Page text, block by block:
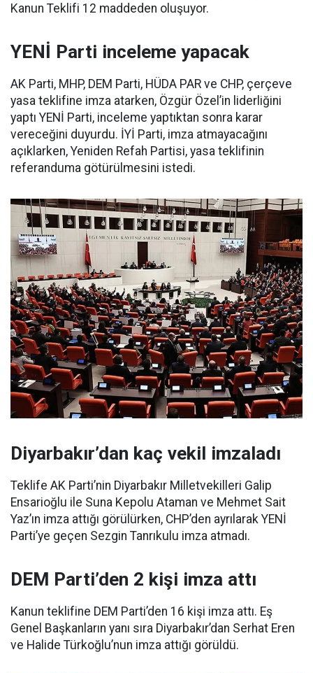
Kanun Teklifi 12 maddeden oluşuyor.
YENİ Parti inceleme yapacak
AK Parti, MHP, DEM Parti, HÜDA PAR ve CHP, çerçeve
yasa teklifine imza atarken, Özgür Özel’in liderliğini
yaptı YENİ Parti, inceleme yaptıktan sonra karar
vereceğini duyurdu. İYİ Parti, imza atmayacağını
açıklarken, Yeniden Refah Partisi, yasa teklifinin
referanduma götürülmesini istedi.
Diyarbakır’dan kaç vekil imzaladı
Teklife AK Parti’nin Diyarbakır Milletvekilleri Galip
Ensarioğlu ile Suna Kepolu Ataman ve Mehmet Sait
Yaz’ın imza attığı görülürken, CHP’den ayrılarak YENİ
Parti’ye geçen Sezgin Tanrıkulu imza atmadı.
DEM Parti’den 2 kişi imza attı
Kanun teklifine DEM Parti’den 16 kişi imza attı. Eş
Genel Başkanların yanı sıra Diyarbakır’dan Serhat Eren
ve Halide Türkoğlu’nun imza attığı görüldü.